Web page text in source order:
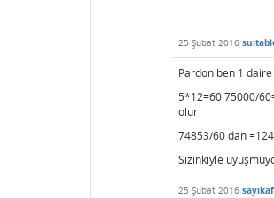
25 Şubat 2016
Pardon ben 1
5*12=60 75000/
olur
74853/60 dan
Sizinkiyle
25 Şubat 2016